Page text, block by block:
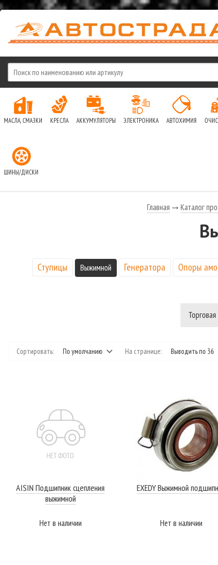
МАСЛА, СМАЗКИ КРЕСЛА АККУМУЛЯТОРЫ ЭЛЕКТРОНИКА АВТОХИМИЯ
ШИНЫ/ДИСКИ
Главная Каталог
Ступицы Выжимной Генератора Опоры
Сортировать: По умолчанию На странице: Выводить по 36
AISIN Подшипник сцепления
выжимной
Нет в наличии
EXEDY Выжимной
Нет в наличии